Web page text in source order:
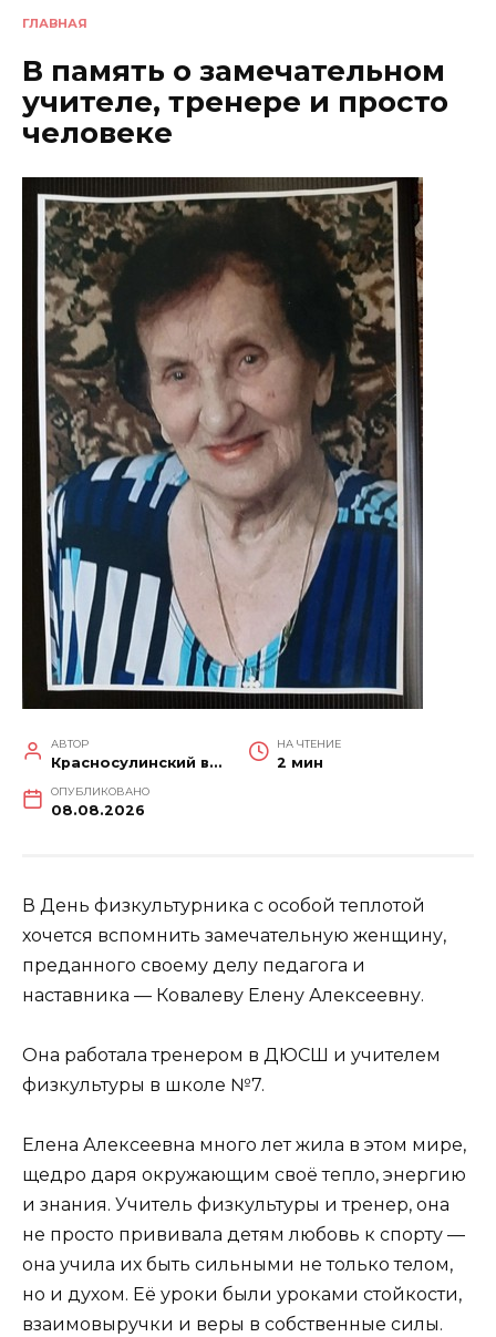
ГЛАВНАЯ
В память о замечательном
учителе, тренере и просто
человеке
АВТОР
Красносулинский вестник
НА ЧТЕНИЕ
2 мин
ОПУБЛИКОВАНО
08.08.2026
В День физкультурника с особой теплотой
хочется вспомнить замечательную женщину,
преданного своему делу педагога и
наставника — Ковалеву Елену Алексеевну.
Она работала тренером в ДЮСШ и учителем
физкультуры в школе №7.
Елена Алексеевна много лет жила в этом мире,
щедро даря окружающим своё тепло, энергию
и знания. Учитель физкультуры и тренер, она
не просто прививала детям любовь к спорту —
она учила их быть сильными не только телом,
но и духом. Её уроки были уроками стойкости,
взаимовыручки и веры в собственные силы.